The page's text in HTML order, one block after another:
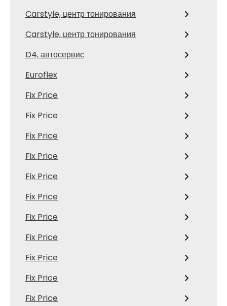
Carstyle, центр тонирования
Carstyle, центр тонирования
D4, автосервис
Euroflex
Fix Price
Fix Price
Fix Price
Fix Price
Fix Price
Fix Price
Fix Price
Fix Price
Fix Price
Fix Price
Fix Price